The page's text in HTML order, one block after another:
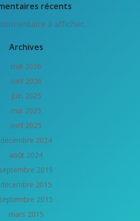
récents
à afficher.
Archives
mai 2026
avril 2026
juin 2025
mai 2025
avril 2025
décembre 2024
août 2024
septembre 2019
décembre 2015
septembre 2015
mars 2015